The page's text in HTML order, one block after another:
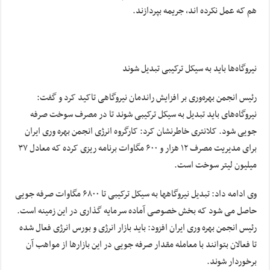
هم که عمل نکرده اند، جریمه بپردازند.
نیروگاه‌ها باید به سیکل ترکیبی تبدیل شوند
رئیس انجمن بهره‌وری بر افزایش راندمان نیروگاهی تاکید کرد و گفت:
نیروگاه‌های باید تبدیل به سیکل ترکیبی شوند تا در مصرف سوخت صرفه
جویی شود. کلانتری خاطرنشان کرد: کارگروه انرژی انجمن بهره وری ایران
برای مدیریت مصرف ۱۲ هزار و ۶۰۰ مگاوات برنامه ریزی کرده که معادل ۳۷
میلیون لیتر سوخت است.
وی ادامه داد: تبدیل نیروگاهها به سیکل ترکیبی تا ۶۸۰۰ مگاوات صرفه جویی
حاصل می شود که بخش خصوصی آماده سرمایه گذاری در این زمینه است.
رئیس انجمن بهره وری ایران افزود: باید بازار انرژی و بورس انرژی فعال شده
تا فعالان بتوانند با معامله مقدار صرفه جویی در این بازارها از مواهب آن
برخوردار شوند.